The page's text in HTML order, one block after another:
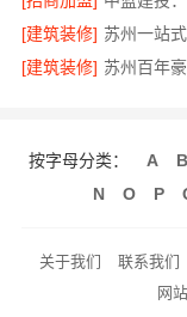
[建筑装修]
[建筑装修] 苏州百年
按字母分类： A B
N
O P
关于我们 联系我们
网